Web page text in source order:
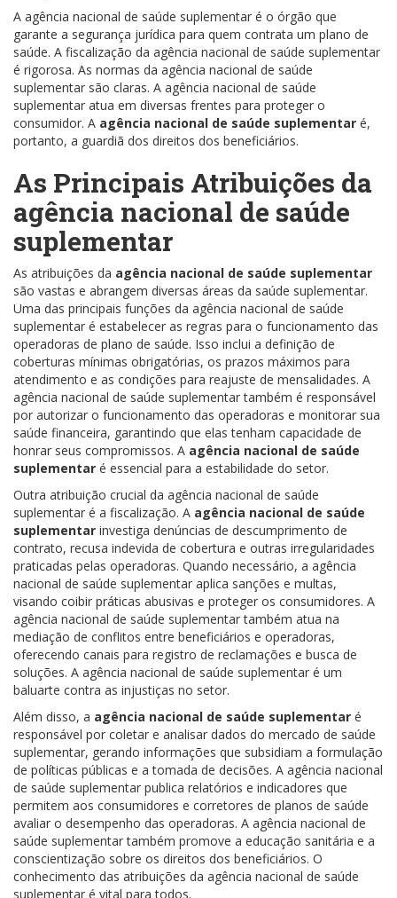
A agência nacional de saúde suplementar é o órgão que
garante a segurança jurídica para quem contrata um plano de
saúde. A fiscalização da agência nacional de saúde suplementar
é rigorosa. As normas da agência nacional de saúde
suplementar são claras. A agência nacional de saúde
suplementar atua em diversas frentes para proteger o
consumidor. A agência nacional de saúde suplementar é,
portanto, a guardiã dos direitos dos beneficiários.
As Principais Atribuições da
agência nacional de saúde
suplementar
As atribuições da agência nacional de saúde suplementar
são vastas e abrangem diversas áreas da saúde suplementar.
Uma das principais funções da agência nacional de saúde
suplementar é estabelecer as regras para o funcionamento das
operadoras de plano de saúde. Isso inclui a definição de
coberturas mínimas obrigatórias, os prazos máximos para
atendimento e as condições para reajuste de mensalidades. A
agência nacional de saúde suplementar também é responsável
por autorizar o funcionamento das operadoras e monitorar sua
saúde financeira, garantindo que elas tenham capacidade de
honrar seus compromissos. A agência nacional de saúde
suplementar é essencial para a estabilidade do setor.
Outra atribuição crucial da agência nacional de saúde
suplementar é a fiscalização. A agência nacional de saúde
suplementar investiga denúncias de descumprimento de
contrato, recusa indevida de cobertura e outras irregularidades
praticadas pelas operadoras. Quando necessário, a agência
nacional de saúde suplementar aplica sanções e multas,
visando coibir práticas abusivas e proteger os consumidores. A
agência nacional de saúde suplementar também atua na
mediação de conflitos entre beneficiários e operadoras,
oferecendo canais para registro de reclamações e busca de
soluções. A agência nacional de saúde suplementar é um
baluarte contra as injustiças no setor.
Além disso, a agência nacional de saúde suplementar é
responsável por coletar e analisar dados do mercado de saúde
suplementar, gerando informações que subsidiam a formulação
de políticas públicas e a tomada de decisões. A agência nacional
de saúde suplementar publica relatórios e indicadores que
permitem aos consumidores e corretores de planos de saúde
avaliar o desempenho das operadoras. A agência nacional de
saúde suplementar também promove a educação sanitária e a
conscientização sobre os direitos dos beneficiários. O
conhecimento das atribuições da agência nacional de saúde
suplementar é vital para todos.